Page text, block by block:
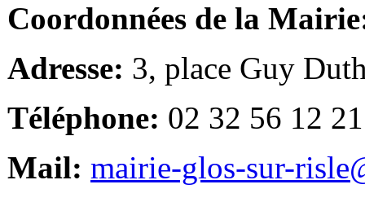
Coordonnées de la
Adresse: 3, place Guy
Téléphone: 02 32 56 12 21
Mail: mairie-glos-sur-